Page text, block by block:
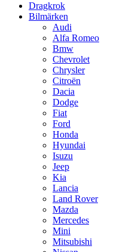
Dragkrok
Bilmärken
Audi
Alfa Romeo
Bmw
Chevrolet
Chrysler
Citroën
Dacia
Dodge
Fiat
Ford
Honda
Hyundai
Isuzu
Jeep
Kia
Lancia
Land Rover
Mazda
Mercedes
Mini
Mitsubishi